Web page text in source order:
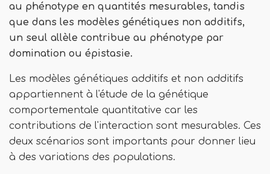
au phénotype en quantités mesurables, tandis
que dans les modèles génétiques non additifs,
un seul allèle contribue au phénotype par
domination ou épistasie.
Les modèles génétiques additifs et non additifs
appartiennent à l'étude de la génétique
comportementale quantitative car les
contributions de l'interaction sont mesurables. Ces
deux scénarios sont importants pour donner lieu
à des variations des populations.